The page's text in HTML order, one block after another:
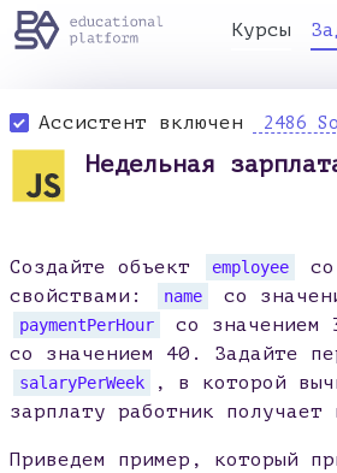
Курсы
Ассистент включен 2486
Недельная
Создайте объект employee
свойствами:
name со
paymentPerHour со значением
со значением 40. Задайте
salaryPerWeek
, в которой
зарплату работник получает
Приведем пример, который